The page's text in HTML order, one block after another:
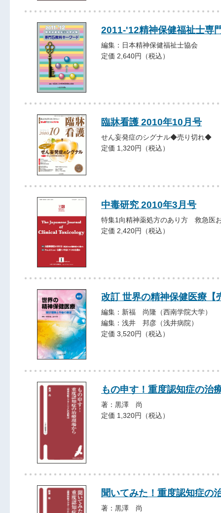
2011-'12精神保健福祉士専
編集：日本精神保健福祉士協会
定価 2,640円（税込）
臨牀看護 2010年10月号
せん妄発症のシグナル◆売り切れ◆
定価 1,320円（税込）
中毒研究 2010年3月号
特集1向精神薬処方のあり方 救急医
定価 2,420円（税込）
改訂 世界の精神保健医療【
編集：新福 尚隆（西南学院大学）
編集：浅井 邦彦（浅井病院）
定価 3,520円（税込）
もの申す！重度認知症の治
著：黒澤 尚
定価 1,320円（税込）
聞いてみた！重度認知症の
著：黒澤 尚